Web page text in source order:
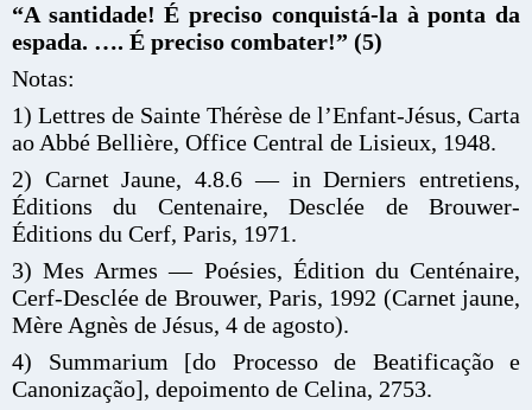
“A santidade! É preciso conquistá-la à ponta da
espada. …. É preciso combater!” (5)
Notas:
1) Lettres de Sainte Thérèse de l’Enfant-Jésus, Carta
ao Abbé Bellière, Office Central de Lisieux, 1948.
2) Carnet Jaune, 4.8.6 — in Derniers entretiens,
Éditions du Centenaire, Desclée de Brouwer-
Éditions du Cerf, Paris, 1971.
3) Mes Armes — Poésies, Édition du Centénaire,
Cerf-Desclée de Brouwer, Paris, 1992 (Carnet jaune,
Mère Agnès de Jésus, 4 de agosto).
4) Summarium [do Processo de Beatificação e
Canonização], depoimento de Celina, 2753.